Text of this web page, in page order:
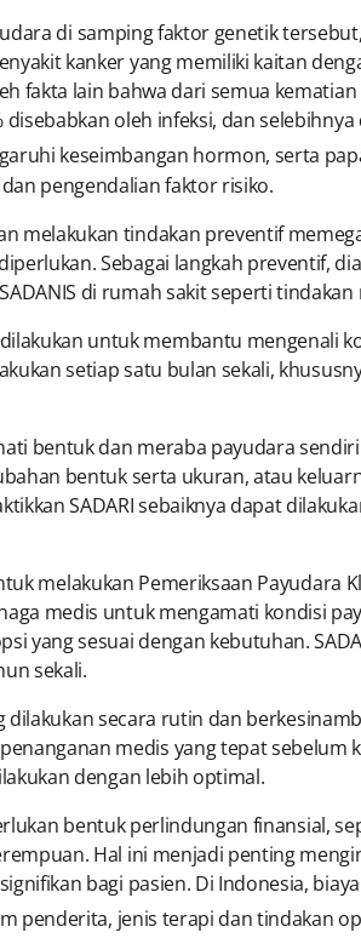
di samping faktor genetik tersebut,
kanker yang memiliki kaitan
fakta lain bahwa dari semua
oleh infeksi, dan
keseimbangan hormon, serta
pengendalian faktor risiko.
melakukan tindakan preventif
Sebagai langkah preventif,
di rumah sakit seperti
untuk membantu mengenali
setiap satu bulan sekali,
bentuk dan meraba payudara
bentuk serta ukuran, atau
SADARI sebaiknya dapat
Pemeriksaan Payudara
medis untuk mengamati kondisi
yang sesuai dengan kebutuhan.
sekali.
secara rutin dan
medis yang tepat
dengan lebih optimal.
bentuk perlindungan finansial,
Hal ini menjadi penting
bagi pasien. Di Indonesia,
penderita, jenis terapi dan tindakan